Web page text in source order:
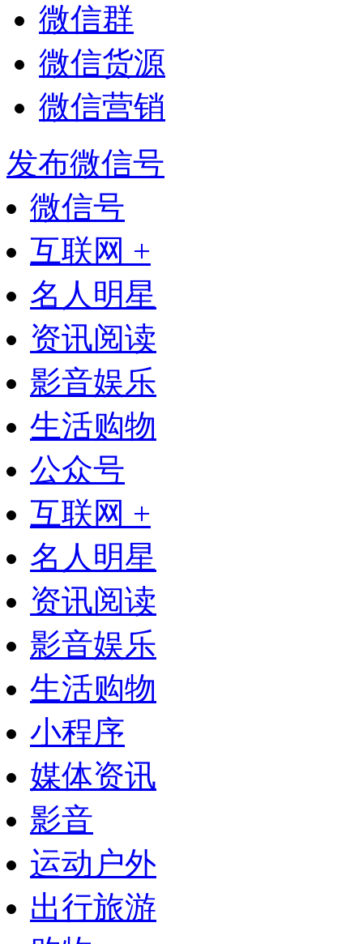
微信群
微信货源
微信营销
发布微信号
微信号
互联网 +
名人明星
资讯阅读
影音娱乐
生活购物
公众号
互联网 +
名人明星
资讯阅读
影音娱乐
生活购物
小程序
媒体资讯
影音
运动户外
出行旅游